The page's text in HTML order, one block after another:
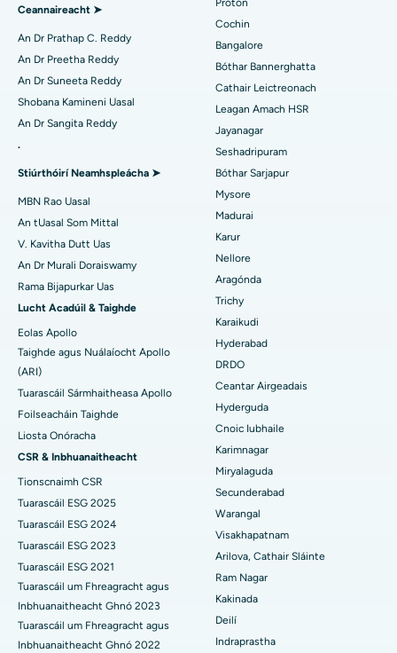
Aimsigh Diaibéiteolaí
Aimsigh Gínéiceolaí
Aimsigh Síceolaí
Aimsigh Máinlia Ginearálta
An tOspidéal is Fearr i Kanpur Road, Lucknow
An tOspidéal is Fearr in Earnáil-26, Noida
An tOspidéal is Fearr i Gandhinagar, Ahmedabad
An tOspidéal is Fearr in Aragonda, Andhra Pradesh
An tOspidéal is Fearr in Aonad-15, Bhubaneswar
An tOspidéal is Fearr i Seepat Road, Bilaspur
An tOspidéal is Fearr in Ellisbridge, Ahmedabad
An tOspidéal is Fearr i Nua-Deilí
An tOspidéal is Fearr i DRDO, Hyderabad
An tOspidéal is Fearr i GS Road, Guwahati
An tOspidéal is Fearr i Hyderguda, Hyderabad
An tOspidéal is Fearr i Vijay Nagar, Indore
An tOspidéal is Fearr i Suryaraopeta Main Road, Kakinada
An tOspidéal is Fearr i gCanáil Chiorclach Bhóthar, Kolkata
An tOspidéal is Fearr i CBD Belapur, Navi Mumbai
An tOspidéal is Fearr i Panchavati, Nashik
An tOspidéal is Fearr i Secunderabad, Hyderabad
Máinliacht Chairdiach Íosta Ionrach
Ablation Catheter
Athsholáthar Ghualainn Droim ar Ais
Embolization Artaire útarach
Máinliacht Ailse Cíche
Brachteiripe
colonoscopy
Polypectomy
Spreagadh Deep Brain
Bithóipse Duán
Parathyroidectomy
Máinliacht Cytoreductive
Athsholáthar Glún Iomlán Ceirmeach
ERCP
Ceannaireacht ➤
An Dr Prathap C. Reddy
An Dr Preetha Reddy
An Dr Suneeta Reddy
Shobana Kamineni Uasal
An Dr Sangita Reddy
.
Stiúrthóirí Neamhspleácha ➤
MBN Rao Uasal
An tUasal Som Mittal
V. Kavitha Dutt Uas
An Dr Murali Doraiswamy
Rama Bijapurkar Uas
Lucht Acadúil & Taighde
Eolas Apollo
Taighde agus Nuálaíocht Apollo
(ARI)
Tuarascáil Sármhaitheasa Apollo
Foilseacháin Taighde
Liosta Onóracha
CSR & Inbhuanaitheacht
Tionscnaimh CSR
Tuarascáil ESG 2025
Tuarascáil ESG 2024
Tuarascáil ESG 2023
Tuarascáil ESG 2021
Tuarascáil um Fhreagracht agus
Inbhuanaitheacht Ghnó 2023
Tuarascáil um Fhreagracht agus
Inbhuanaitheacht Ghnó 2022
Cochin
Bangalore
Bóthar Bannerghatta
Cathair Leictreonach
Leagan Amach HSR
Jayanagar
Seshadripuram
Bóthar Sarjapur
Mysore
Madurai
Karur
Nellore
Aragónda
Trichy
Karaikudi
Hyderabad
DRDO
Ceantar Airgeadais
Hyderguda
Cnoic Iubhaile
Karimnagar
Miryalaguda
Secunderabad
Warangal
Visakhapatnam
Arilova, Cathair Sláinte
Ram Nagar
Kakinada
Deilí
Indraprastha